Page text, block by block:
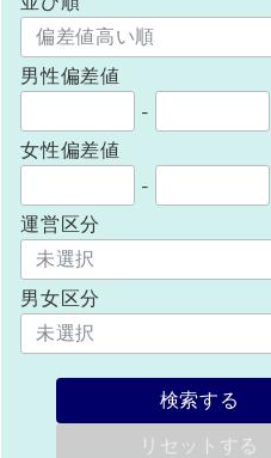
男性偏差値
-
女性偏差値
-
運営区分
男女区分
検索する
リセットする